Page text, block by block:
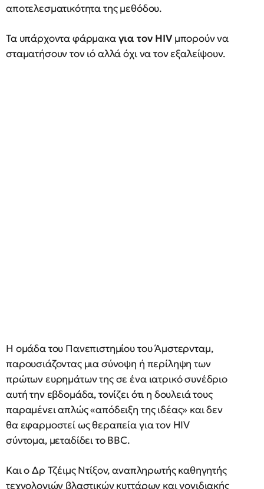
αποτελεσματικότητα της μεθόδου.
Τα υπάρχοντα φάρμακαγια τον HIVμπορούν να
σταματήσουν τον ιό αλλά όχι να τον εξαλείψουν.
Η ομάδα του Πανεπιστημίου του Άμστερνταμ,
παρουσιάζοντας μια σύνοψη ή περίληψη των
πρώτων ευρημάτων της σε ένα ιατρικό συνέδριο
αυτή την εβδομάδα, τονίζει ότι η δουλειά τους
παραμένει απλώς «απόδειξη της ιδέας» και δεν
θα εφαρμοστεί ως θεραπεία για τον HIV
σύντομα, μεταδίδει το BBC.
Και ο Δρ Τζέιμς Ντίξον, αναπληρωτής καθηγητής
τεχνολογιών βλαστικών κυττάρων και γονιδιακής